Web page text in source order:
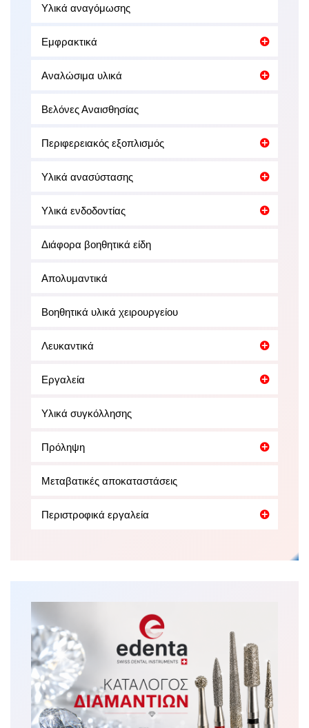
Υλικά αναγόμωσης
Εμφρακτικά
Αναλώσιμα υλικά
Βελόνες Αναισθησίας
Περιφερειακός εξοπλισμός
Υλικά ανασύστασης
Υλικά ενδοδοντίας
Διάφορα βοηθητικά είδη
Απολυμαντικά
Βοηθητικά υλικά χειρουργείου
Λευκαντικά
Εργαλεία
Υλικά συγκόλλησης
Πρόληψη
Μεταβατικές αποκαταστάσεις
Περιστροφικά εργαλεία